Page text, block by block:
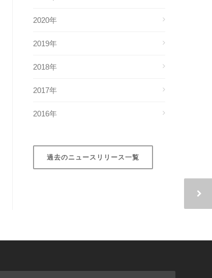
2020年
2019年
2018年
2017年
2016年
過去のニュースリリース一覧